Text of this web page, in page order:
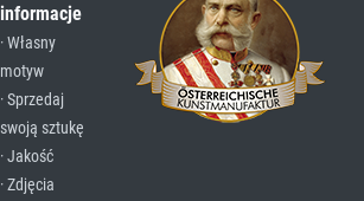
informacje
· Własny
motyw
· Sprzedaj
swoją sztukę
· Jakość
· Zdjęcia